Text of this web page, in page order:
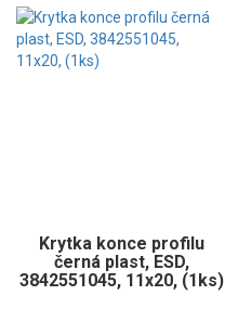
Krytka konce profilu
černá plast, ESD,
3842551045, 11x20, (1ks)